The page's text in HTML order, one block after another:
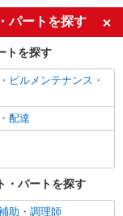
与あり
パートを探す
トを探す
ビルメンテナンス・
配達
・パートを探す
助・調理師